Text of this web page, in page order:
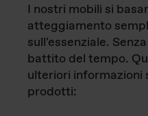
I nostri mobili si
atteggiamento
sull'essenziale.
battito del tempo.
ulteriori informazioni
prodotti: